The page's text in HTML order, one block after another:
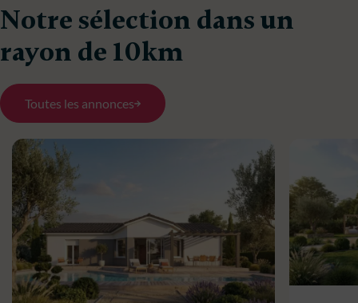
Notre sélection dans un
rayon de 10km
Toutes les annonces